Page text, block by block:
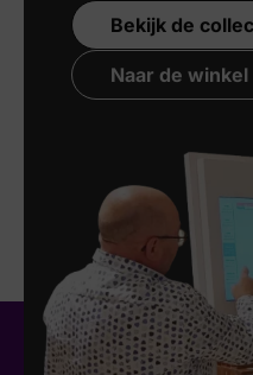
Bekijk de
Naar de winkel